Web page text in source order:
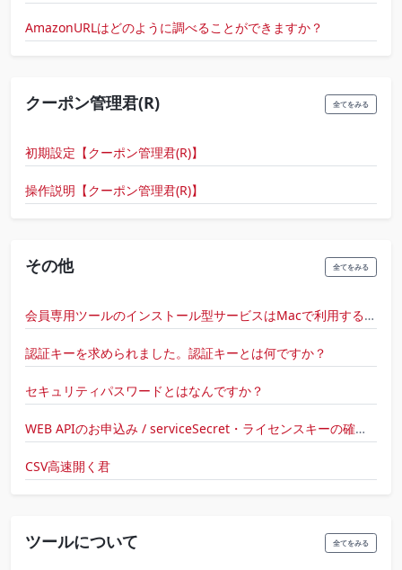
AmazonURLはどのように調べることができますか？
クーポン管理君(R) 全てをみる
初期設定【クーポン管理君(R)】
操作説明【クーポン管理君(R)】
その他 全てをみる
会員専用ツールのインストール型サービスはMacで利用することはできますか？
認証キーを求められました。認証キーとは何ですか？
セキュリティパスワードとはなんですか？
WEB APIのお申込み / serviceSecret・ライセンスキーの確認方法 / 利用設定
CSV高速開く君
ツールについて 全てをみる